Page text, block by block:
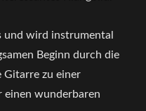
und wird instrumental
Beginn durch die
Gitarre zu einer
einen wunderbaren